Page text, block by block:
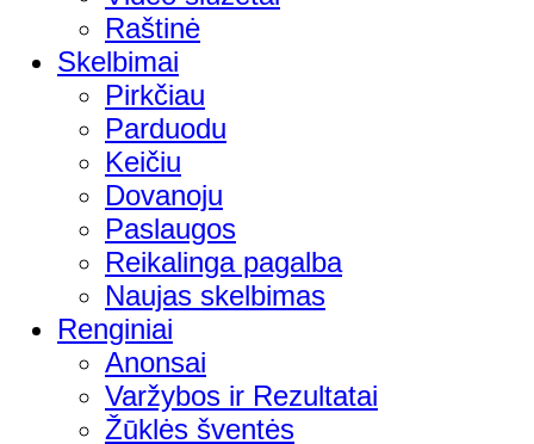
Raštinė
Skelbimai
Pirkčiau
Parduodu
Keičiu
Dovanoju
Paslaugos
Reikalinga pagalba
Naujas skelbimas
Renginiai
Anonsai
Varžybos ir Rezultatai
Žūklės šventės